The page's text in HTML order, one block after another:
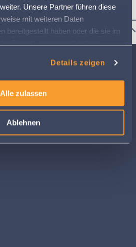
Unsere Partner führen diese
mit weiteren Daten
bereitgestellt haben oder die sie im
Dienste gesammelt haben.
Details zeigen
Alle zulassen
Ablehnen